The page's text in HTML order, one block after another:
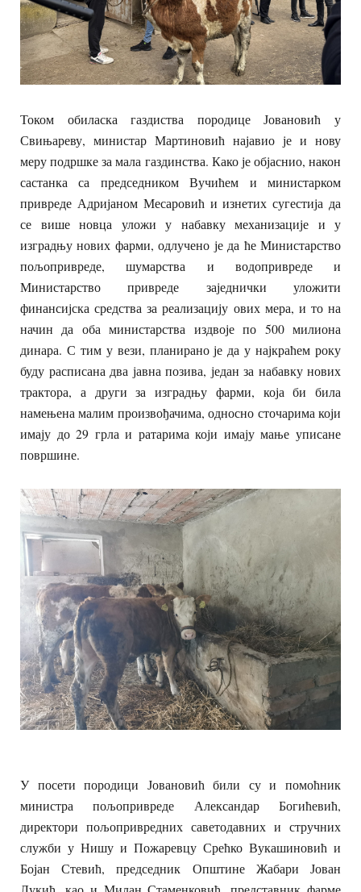
Током обиласка газдиства породице Јовановић у
Свињареву, министар Мартиновић најавио је и нову
меру подршке за мала газдинства. Како је објаснио, након
састанка са председником Вучићем и министарком
привреде Адријаном Месаровић и изнетих сугестија да
се више новца уложи у набавку механизације и у
изградњу нових фарми, одлучено је да ће Министарство
пољопривреде, шумарства и водопривреде и
Министарство привреде заједнички уложити
финансијска средства за реализацију ових мера, и то на
начин да оба министарства издвоје по 500 милиона
динара. С тим у вези, планирано је да у најкраћем року
буду расписана два јавна позива, један за набавку нових
трактора, а други за изградњу фарми, која би била
намењена малим произвођачима, односно сточарима који
имају до 29 грла и ратарима који имају мање уписане
површине.
У посети породици Јовановић били су и помоћник
министра пољопривреде Александар Богићевић,
директори пољопривредних саветодавних и стручних
служби у Нишу и Пожаревцу Срећко Вукашиновић и
Бојан Стевић, председник Општине Жабари Јован